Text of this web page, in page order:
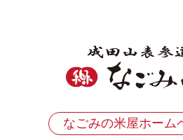
なごみの米屋ホー